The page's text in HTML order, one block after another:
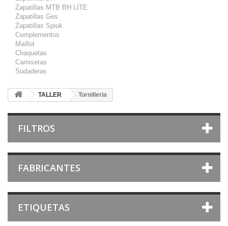
Zapatillas MTB BH LITE
Zapatillas Ges
Zapatillas Spiuk
Complementos
Maillot
Chaquetas
Camisetas
Sudaderas
TALLER Tornilleria
FILTROS
FABRICANTES
ETIQUETAS